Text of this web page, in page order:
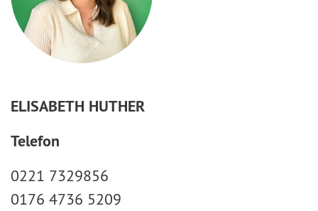
ELISABETH HUTHER
Telefon
0221 7329856
0176 4736 5209